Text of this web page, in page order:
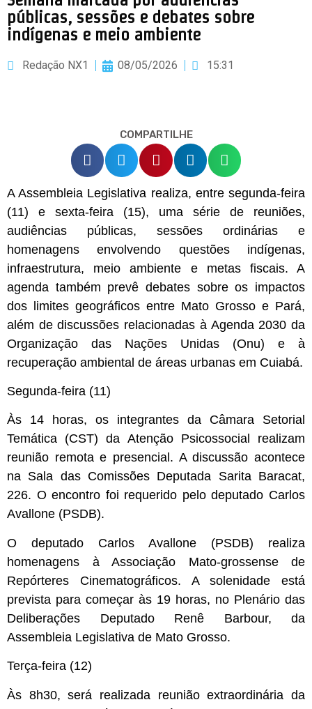
públicas, sessões e debates sobre
indígenas e meio ambiente
Redação NX1 08/05/2026 15:31
COMPARTILHE
A Assembleia Legislativa realiza, entre segunda-feira
(11) e sexta-feira (15), uma série de reuniões,
audiências públicas, sessões ordinárias e
homenagens envolvendo questões indígenas,
infraestrutura, meio ambiente e metas fiscais. A
agenda também prevê debates sobre os impactos
dos limites geográficos entre Mato Grosso e Pará,
além de discussões relacionadas à Agenda 2030 da
Organização das Nações Unidas (Onu) e à
recuperação ambiental de áreas urbanas em Cuiabá.
Segunda-feira (11)
Às 14 horas, os integrantes da Câmara Setorial
Temática (CST) da Atenção Psicossocial realizam
reunião remota e presencial. A discussão acontece
na Sala das Comissões Deputada Sarita Baracat,
226. O encontro foi requerido pelo deputado Carlos
Avallone (PSDB).
O deputado Carlos Avallone (PSDB) realiza
homenagens à Associação Mato-grossense de
Repórteres Cinematográficos. A solenidade está
prevista para começar às 19 horas, no Plenário das
Deliberações Deputado Renê Barbour, da
Assembleia Legislativa de Mato Grosso.
Terça-feira (12)
Às 8h30, será realizada reunião extraordinária da